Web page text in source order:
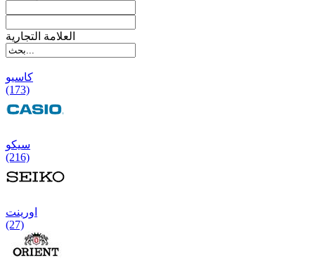
العلامة التجارية
کاسیو
(173)
سیکو
(216)
اورینت
(27)